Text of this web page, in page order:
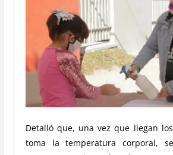
Detalló que, una vez que llegan
toma la temperatura corporal,